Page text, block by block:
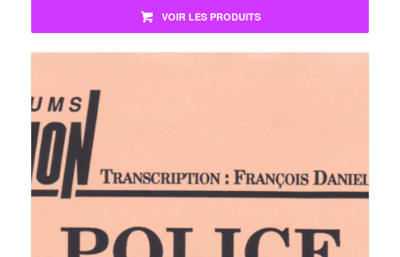
prix :
CHF 5.00
à
VOIR LES PRODUITS